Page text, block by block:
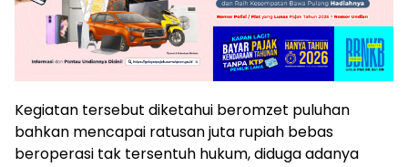
Kegiatan tersebut diketahui beromzet puluhan
bahkan mencapai ratusan juta rupiah bebas
beroperasi tak tersentuh hukum, diduga adanya